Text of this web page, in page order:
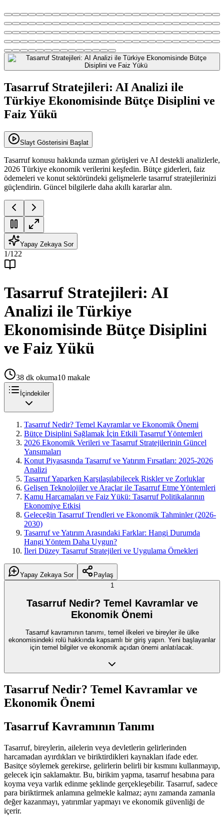
Tasarruf Stratejileri: AI Analizi ile
Türkiye Ekonomisinde Bütçe Disiplini ve
Faiz Yükü
Slayt Gösterisini Başlat
Tasarruf konusu hakkında uzman görüşleri ve AI destekli analizlerle,
2026 Türkiye ekonomik verilerini keşfedin. Bütçe giderleri, faiz
ödemeleri ve konut sektöründeki gelişmelerle tasarruf stratejilerinizi
güçlendirin. Güncel bilgilerle daha akıllı kararlar alın.
Yapay Zekaya Sor
1/122
Tasarruf Stratejileri: AI
Analizi ile Türkiye
Ekonomisinde Bütçe Disiplini
ve Faiz Yükü
38 dk okuma10 makale
İçindekiler
Tasarruf Nedir? Temel Kavramlar ve Ekonomik Önemi
Bütçe Disiplini Sağlamak İçin Etkili Tasarruf Yöntemleri
2026 Ekonomik Verileri ve Tasarruf Stratejilerinin Güncel
Yansımaları
Konut Piyasasında Tasarruf ve Yatırım Fırsatları: 2025-2026
Analizi
Tasarruf Yaparken Karşılaşılabilecek Riskler ve Zorluklar
Gelişen Teknolojiler ve Araçlar ile Tasarruf Etme Yöntemleri
Kamu Harcamaları ve Faiz Yükü: Tasarruf Politikalarının
Ekonomiye Etkisi
Geleceğin Tasarruf Trendleri ve Ekonomik Tahminler (2026-
2030)
Tasarruf ve Yatırım Arasındaki Farklar: Hangi Durumda
Hangi Yöntem Daha Uygun?
İleri Düzey Tasarruf Stratejileri ve Uygulama Örnekleri
Yapay Zekaya Sor
Paylaş
1
Tasarruf Nedir? Temel Kavramlar ve
Ekonomik Önemi
Tasarruf kavramının tanımı, temel ilkeleri ve bireyler ile ülke
ekonomisindeki rolü hakkında kapsamlı bir giriş yapın. Yeni başlayanlar
için temel bilgiler ve ekonomik açıdan önemi anlatılacak.
Tasarruf Nedir? Temel Kavramlar ve
Ekonomik Önemi
Tasarruf Kavramının Tanımı
Tasarruf, bireylerin, ailelerin veya devletlerin gelirlerinden
harcamadan ayırdıkları ve biriktirdikleri kaynakları ifade eder.
Basitçe söylemek gerekirse, gelirlerin belirli bir kısmını kullanmayıp,
gelecek için saklamaktır. Bu, birikim yapma, tasarruf hesabına para
koyma veya varlık edinme şeklinde gerçekleşebilir. Tasarruf, sadece
para biriktirmek anlamına gelmekle kalmaz; aynı zamanda zamanla
değer kazanmayı, yatırımlar yapmayı ve ekonomik güvenliği de
içerir.